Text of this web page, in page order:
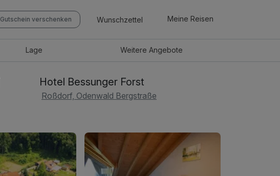
Gutschein verschenken Wunschzettel Meine Reisen
Lage WeitereAngebote
Hotel Bessunger Forst
Roßdorf, Odenwald Bergstraße